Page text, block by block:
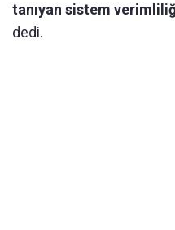
tanıyan sistem
dedi.